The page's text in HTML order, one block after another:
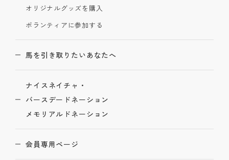
オリジナルグッズを購入
ボランティアに参加する
馬を引き取りたいあなたへ
ナイスネイチャ・
バースデードネーション
メモリアルドネーション
会員専用ページ